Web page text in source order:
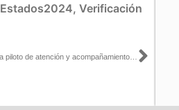
Estados2024, Verificación